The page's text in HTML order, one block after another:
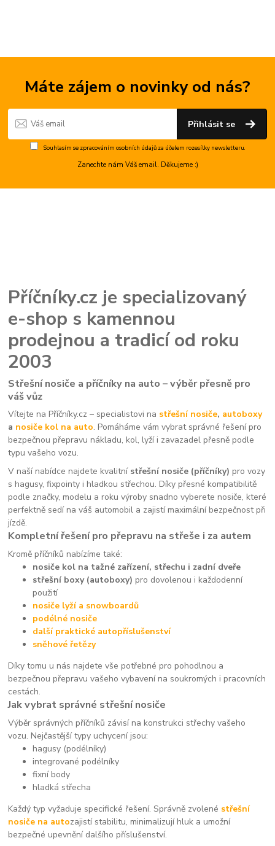
Máte zájem o novinky od nás?
Přihlásit se
Souhlasím se zpracováním osobních údajůza účelem rozesílky newsletteru.
Zanechte nám Váš email. Děkujeme :)
Příčníky.cz je specializovaný
e-shop s kamennou
prodejnou a tradicí od roku
2003
Střešní nosiče a příčníky na auto – výběr přesně pro
váš vůz
Vítejte na Příčníky.cz – specialistovi na střešní nosiče, autoboxy
a nosiče kol na auto. Pomáháme vám vybrat správné řešení pro
bezpečnou přepravu nákladu, kol, lyží i zavazadel přesně podle
typu vašeho vozu.
V naší nabídce najdete kvalitní střešní nosiče (příčníky) pro vozy
s hagusy, fixpointy i hladkou střechou. Díky přesné kompatibilitě
podle značky, modelu a roku výroby snadno vyberete nosiče, které
perfektně sedí na váš automobil a zajistí maximální bezpečnost při
jízdě.
Kompletní řešení pro přepravu na střeše i za autem
Kromě příčníků nabízíme také:
nosiče kol na tažné zařízení, střechu i zadní dveře
střešní boxy (autoboxy) pro dovolenou i každodenní
použití
nosiče lyží a snowboardů
podélné nosiče
další praktické autopříslušenství
sněhové řetězy
Díky tomu u nás najdete vše potřebné pro pohodlnou a
bezpečnou přepravu vašeho vybavení na soukromých i pracovních
cestách.
Jak vybrat správné střešní nosiče
Výběr správných příčníků závisí na konstrukci střechy vašeho
vozu. Nejčastější typy uchycení jsou:
hagusy (podélníky)
integrované podélníky
fixní body
hladká střecha
Každý typ vyžaduje specifické řešení. Správně zvolené střešní
nosiče na autozajistí stabilitu, minimalizují hluk a umožní
bezpečné upevnění dalšího příslušenství.